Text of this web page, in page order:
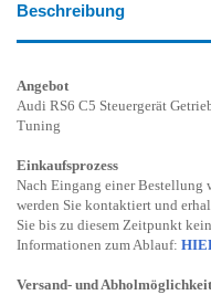
Beschreibung
Angebot
Audi RS6 C5 Steuergerät
Tuning
Einkaufsprozess
Nach Eingang einer Bestellung
werden Sie kontaktiert und
Sie bis zu diesem Zeitpunkt
Informationen zum Ablauf:
Versand- und